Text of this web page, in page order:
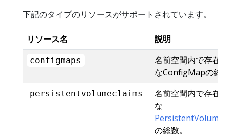
下記のタイプのリソースがサポートされています。
リソース名 説明
configmaps
名前空間内で存在
なConfigMapの総
persistentvolumeclaims
名前空間内で存在
な
の総数。